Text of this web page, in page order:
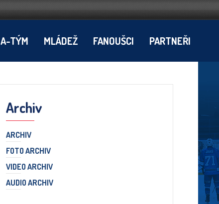
A-TÝM MLÁDEŽ FANOUŠCI PARTNEŘI
Archiv
ARCHIV
FOTO ARCHIV
VIDEO ARCHIV
AUDIO ARCHIV